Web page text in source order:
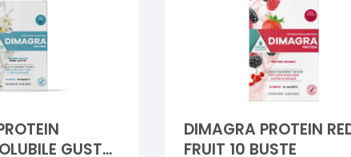
GUSTO
DIMAGRA PROTEIN
FRUIT 10 BUSTE